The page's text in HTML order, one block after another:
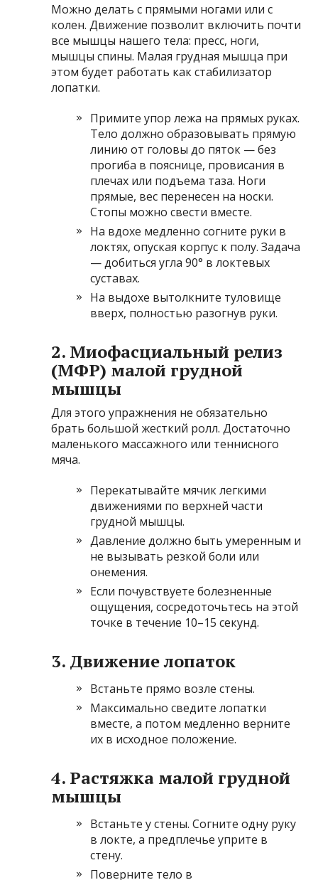
Можно делать с прямыми ногами или с
колен. Движение позволит включить почти
все мышцы нашего тела: пресс, ноги,
мышцы спины. Малая грудная мышца при
этом будет работать как стабилизатор
лопатки.
Примите упор лежа на прямых руках.
Тело должно образовывать прямую
линию от головы до пяток — без
прогиба в пояснице, провисания в
плечах или подъема таза. Ноги
прямые, вес перенесен на носки.
Стопы можно свести вместе.
На вдохе медленно согните руки в
локтях, опуская корпус к полу. Задача
— добиться угла 90° в локтевых
суставах.
На выдохе вытолкните туловище
вверх, полностью разогнув руки.
2. Миофасциальный релиз
(МФР) малой грудной
мышцы
Для этого упражнения не обязательно
брать большой жесткий ролл. Достаточно
маленького массажного или теннисного
мяча.
Перекатывайте мячик легкими
движениями по верхней части
грудной мышцы.
Давление должно быть умеренным и
не вызывать резкой боли или
онемения.
Если почувствуете болезненные
ощущения, сосредоточьтесь на этой
точке в течение 10–15 секунд.
3. Движение лопаток
Встаньте прямо возле стены.
Максимально сведите лопатки
вместе, а потом медленно верните
их в исходное положение.
4. Растяжка малой грудной
мышцы
Встаньте у стены. Согните одну руку
в локте, а предплечье уприте в
стену.
Поверните тело в